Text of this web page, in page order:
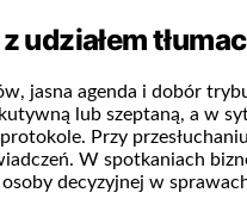
udziałem
jasna agenda i dobór
lub szeptaną, a w
Przy
W spotkaniach
decyzyjnej w